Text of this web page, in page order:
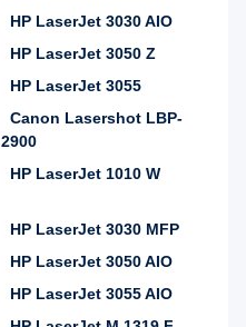
HP LaserJet 3030 AIO
HP LaserJet 3050 Z
HP LaserJet 3055
Canon Lasershot LBP-
2900
HP LaserJet 1010 W
HP LaserJet 3030 MFP
HP LaserJet 3050 AIO
HP LaserJet 3055 AIO